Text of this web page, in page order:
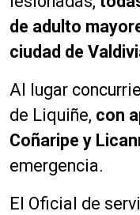
de adulto
ciudad de
Al lugar
de Liquiñe, con
Coñaripe y
emergencia.
El Oficial de